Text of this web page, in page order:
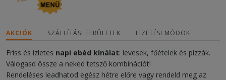
AKCIÓK SZÁLLÍTÁSI TERÜLETEK FIZETÉSI MÓDOK
Friss és ízletes napi ebéd kínálat: levesek, főételek és pizzák.
Válogasd össze a neked tetsző kombinációt!
Rendeléses leadhatod egész hétre előre vagy rendeld meg az